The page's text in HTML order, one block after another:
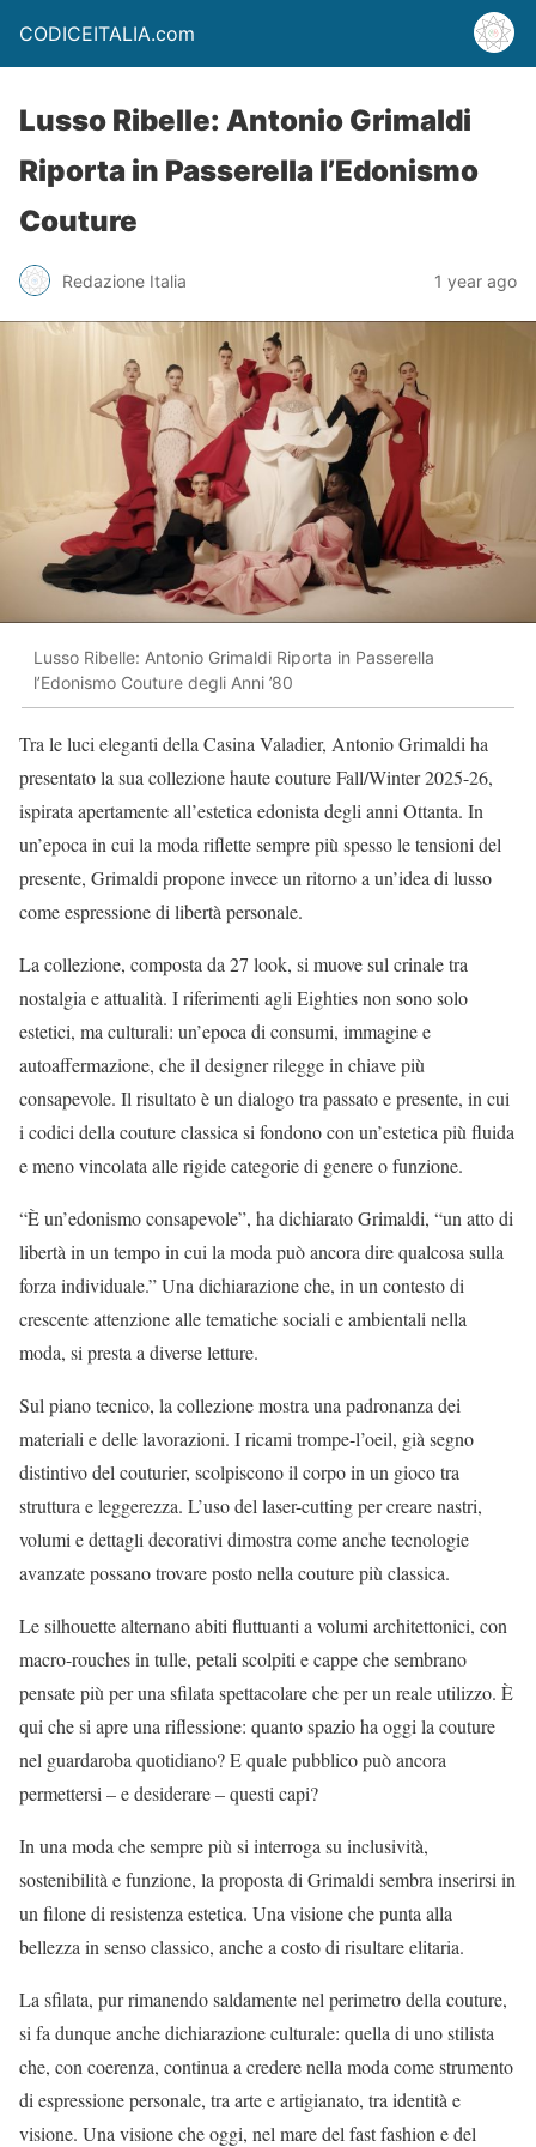
CODICEITALIA.com
Lusso Ribelle: Antonio Grimaldi
Riporta in Passerella l’Edonismo
Couture
Redazione Italia 1 year ago
Lusso Ribelle: Antonio Grimaldi Riporta in Passerella
l’Edonismo Couture degli Anni ’80
Tra le luci eleganti della Casina Valadier, Antonio Grimaldi ha
presentato la sua collezione haute couture Fall/Winter 2025-26,
ispirata apertamente all’estetica edonista degli anni Ottanta. In
un’epoca in cui la moda riflette sempre più spesso le tensioni del
presente, Grimaldi propone invece un ritorno a un’idea di lusso
come espressione di libertà personale.
La collezione, composta da 27 look, si muove sul crinale tra
nostalgia e attualità. I riferimenti agli Eighties non sono solo
estetici, ma culturali: un’epoca di consumi, immagine e
autoaffermazione, che il designer rilegge in chiave più
consapevole. Il risultato è un dialogo tra passato e presente, in cui
i codici della couture classica si fondono con un’estetica più fluida
e meno vincolata alle rigide categorie di genere o funzione.
“È un’edonismo consapevole”, ha dichiarato Grimaldi, “un atto di
libertà in un tempo in cui la moda può ancora dire qualcosa sulla
forza individuale.” Una dichiarazione che, in un contesto di
crescente attenzione alle tematiche sociali e ambientali nella
moda, si presta a diverse letture.
Sul piano tecnico, la collezione mostra una padronanza dei
materiali e delle lavorazioni. I ricami trompe-l’oeil, già segno
distintivo del couturier, scolpiscono il corpo in un gioco tra
struttura e leggerezza. L’uso del laser-cutting per creare nastri,
volumi e dettagli decorativi dimostra come anche tecnologie
avanzate possano trovare posto nella couture più classica.
Le silhouette alternano abiti fluttuanti a volumi architettonici, con
macro-rouches in tulle, petali scolpiti e cappe che sembrano
pensate più per una sfilata spettacolare che per un reale utilizzo. È
qui che si apre una riflessione: quanto spazio ha oggi la couture
nel guardaroba quotidiano? E quale pubblico può ancora
permettersi – e desiderare – questi capi?
In una moda che sempre più si interroga su inclusività,
sostenibilità e funzione, la proposta di Grimaldi sembra inserirsi in
un filone di resistenza estetica. Una visione che punta alla
bellezza in senso classico, anche a costo di risultare elitaria.
La sfilata, pur rimanendo saldamente nel perimetro della couture,
si fa dunque anche dichiarazione culturale: quella di uno stilista
che, con coerenza, continua a credere nella moda come strumento
di espressione personale, tra arte e artigianato, tra identità e
visione. Una visione che oggi, nel mare del fast fashion e del